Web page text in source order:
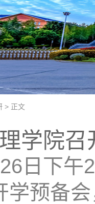
> 正文
学院召
日下午
学预备